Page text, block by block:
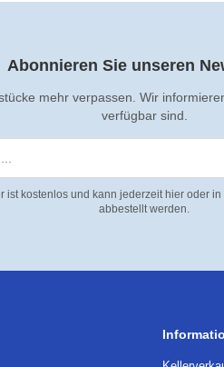
Abonnieren Sie unseren
mehr verpassen. Wir
verfügbar sind.
ist kostenlos und kann jederzeit hier oder
abbestellt werden.